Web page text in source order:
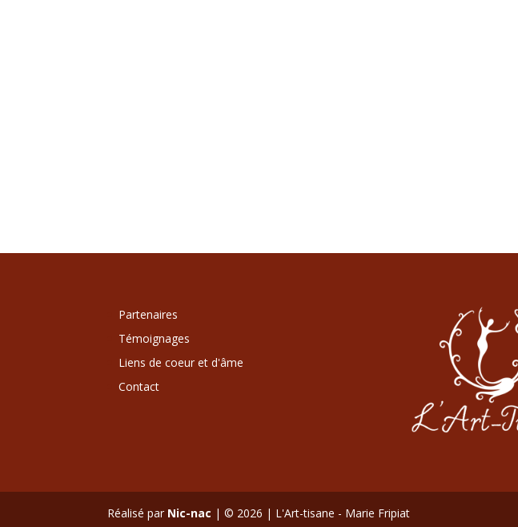
Partenaires
Témoignages
Liens de coeur et d'âme
Contact
Réalisé par Nic-nac | © 2026 | L'Art-tisane - Marie Fripiat